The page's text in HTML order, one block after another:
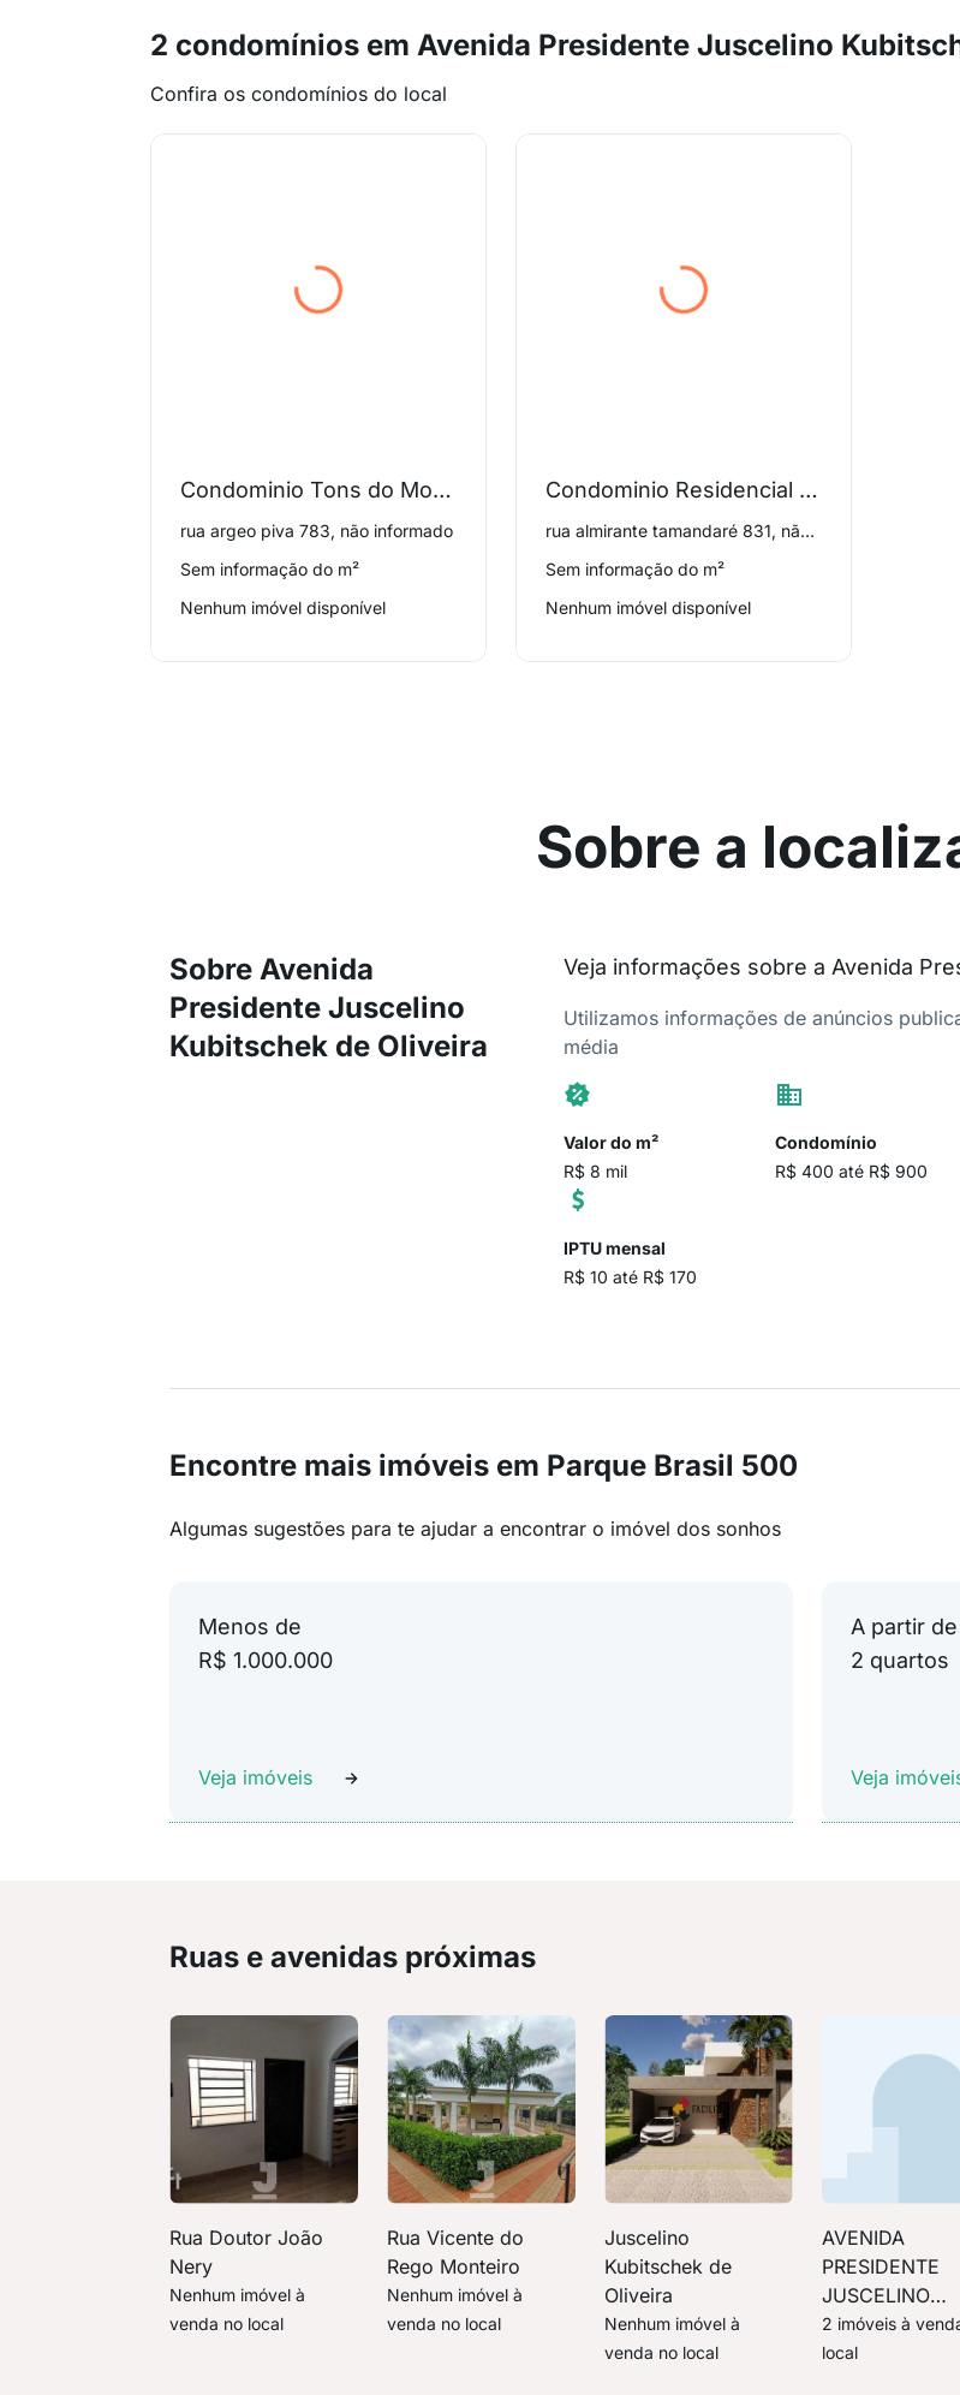
2 condomínios em Avenida Presidente Juscelino
Confira os condomínios do local
Condominio Tons do Morumbi
rua argeo piva 783, não informado
Sem informação do m²
Nenhum imóvel disponível
Condominio Residencial Calegaris
rua almirante tamandaré 831, não informado
Sem informação do m²
Nenhum imóvel disponível
Sobre a
Sobre Avenida
Presidente Juscelino
Kubitschek de Oliveira
Veja informações sobre a Avenida
Utilizamos informações de anúncios
média
Valor do m²
R$ 8 mil
Condomínio
R$ 400 até R$ 900
IPTU mensal
R$ 10 até R$ 170
Encontre mais imóveis em Parque Brasil 500
Algumas sugestões para te ajudar a encontrar o imóvel dos sonhos
Menos de
R$ 1.000.000
Veja imóveis
A partir de
2 quartos
Veja
Ruas e avenidas próximas
Rua Doutor João
Nery
Nenhum imóvel à
venda no local
Rua Vicente do
Rego Monteiro
Nenhum imóvel à
venda no local
Juscelino
Kubitschek de
Oliveira
Nenhum imóvel à
venda no local
AVENIDA
PRESIDENTE
JUSCELINO
KUBITSCHEK
OLIVEIRA
2 imóveis à
local